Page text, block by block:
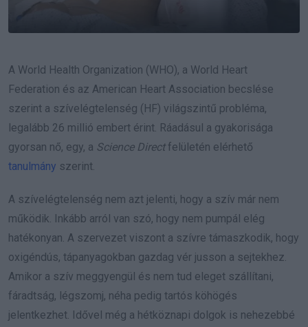
A World Health Organization (WHO), a World Heart
Federation és az American Heart Association becslése
szerint a szívelégtelenség (HF) világszintű probléma,
legalább 26 millió embert érint. Ráadásul a gyakorisága
gyorsan nő, egy, a Science Directfelületén elérhető
tanulmány szerint.
A szívelégtelenség nem azt jelenti, hogy a szív már nem
működik. Inkább arról van szó, hogy nem pumpál elég
hatékonyan. A szervezet viszont a szívre támaszkodik, hogy
oxigéndús, tápanyagokban gazdag vér jusson a sejtekhez.
Amikor a szív meggyengül és nem tud eleget szállítani,
fáradtság, légszomj, néha pedig tartós köhögés
jelentkezhet. Idővel még a hétköznapi dolgok is nehezebbé